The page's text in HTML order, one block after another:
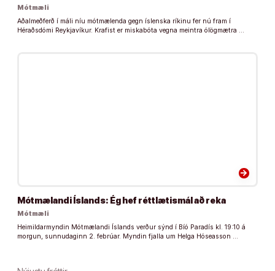
Mótmæli
Aðalmeðferð í máli níu mótmælenda gegn íslenska ríkinu fer nú fram í
Héraðsdómi Reykjavíkur. Krafist er miskabóta vegna meintra ólögmætra …
arrow_forward
Mótmælandi Íslands: Ég hef réttlætismál að reka
Mótmæli
Heimildarmyndin Mótmælandi Íslands verður sýnd í Bíó Paradís kl. 19:10 á
morgun, sunnudaginn 2. febrúar. Myndin fjalla um Helga Hóseasson …